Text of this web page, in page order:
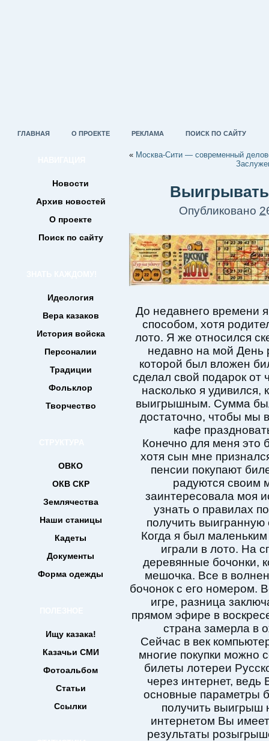
ГЛАВНАЯ О ПРОЕКТЕ РЕКЛАМА ПОИСК ПО САЙТУ
Новости
Архив новостей
О проекте
Поиск по сайту
Идеология
Вера казаков
История войска
Персоналии
Традиции
Фольклор
Творчество
ОВКО
ОКВ СКР
Землячества
Наши станицы
Кадеты
Документы
Форма одежды
Ищу казака!
Казачьи СМИ
Фотоальбом
Статьи
Ссылки
« Москва-Сити — современный
Опубликовано
До недавнего времени
способом, хотя
лото. Я же относился
недавно на мой День
которой был вложен
сделал свой подарок от
насколько я удивился,
выигрышным. Сумма
достаточно, чтобы мы
кафе
Конечно для меня это
хотя сын мне
пенсии покупают
радуются своим
заинтересовала моя
узнать о правилах
получить
Когда я был
играли в лото. На
деревянные бочонки,
мешочка. Все в
бочонок с его номером.
игре, разница
прямом эфире в
страна замерла в
Сейчас в век
многие покупки можно
билеты лотереи
через интернет,
основные параметры
получить выигрыш
интернетом Вы
результаты